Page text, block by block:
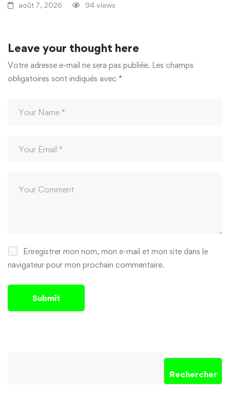
août 7, 2026 94 views
Leave your thought here
Votre adresse e-mail ne sera pas publiée. Les champs
obligatoires sont indiqués avec *
Enregistrer mon nom, mon e-mail et mon site dans le
navigateur pour mon prochain commentaire.
Rechercher